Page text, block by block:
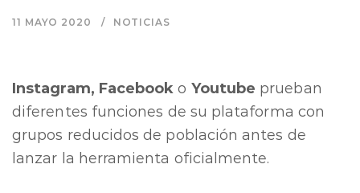
11 MAYO 2020 NOTICIAS
Instagram, Facebook o Youtube prueban
diferentes funciones de su plataforma con
grupos reducidos de población antes de
lanzar la herramienta oficialmente.